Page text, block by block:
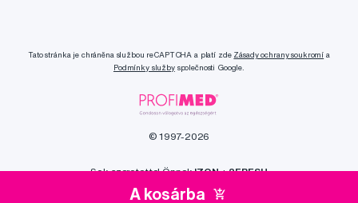
A kosárba
Tato stránka je chráněna službou reCAPTCHA a platí zde Zásady ochrany soukromí a
Podmínky službyspolečnosti Google.
© 1997-2026
Sok szeretettel ÖnnekIZON+2FRESH